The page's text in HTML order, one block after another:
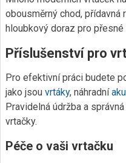
obousměrný chod, přídavná
hloubkový doraz pro přesné
Příslušenství pro
Pro efektivní práci budete
jako jsou vrtáky, náhradní
Pravidelná údržba a
vrtačky.
Péče o vaši vrtačku